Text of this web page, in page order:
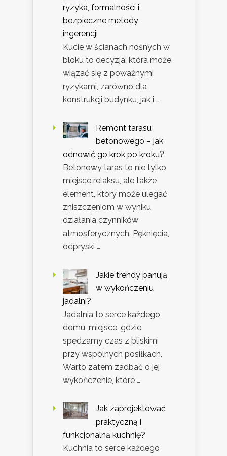
ryzyka, formalności i
bezpieczne metody
ingerencji
Kucie w ścianach nośnych w
bloku to decyzja, która może
wiązać się z poważnymi
ryzykami, zarówno dla
konstrukcji budynku, jak i …
Remont tarasu
betonowego – jak
odnowić go krok po kroku?
Betonowy taras to nie tylko
miejsce relaksu, ale także
element, który może ulegać
zniszczeniom w wyniku
działania czynników
atmosferycznych. Pęknięcia,
odpryski …
Jakie trendy panują
w wykończeniu
jadalni?
Jadalnia to serce każdego
domu, miejsce, gdzie
spędzamy czas z bliskimi
przy wspólnych posiłkach.
Warto zatem zadbać o jej
wykończenie, które …
Jak zaprojektować
praktyczną i
funkcjonalną kuchnię?
Kuchnia to serce każdego